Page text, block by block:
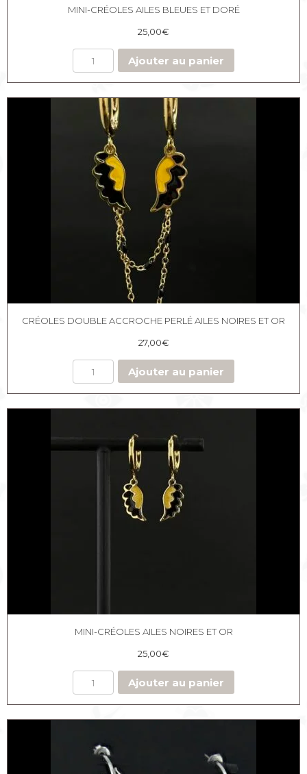
MINI-CRÉOLES AILES BLEUES ET DORÉ
25,00€
Ajouter au panier
CRÉOLES DOUBLE ACCROCHE PERLÉ AILES NOIRES ET OR
27,00€
Ajouter au panier
MINI-CRÉOLES AILES NOIRES ET OR
25,00€
Ajouter au panier